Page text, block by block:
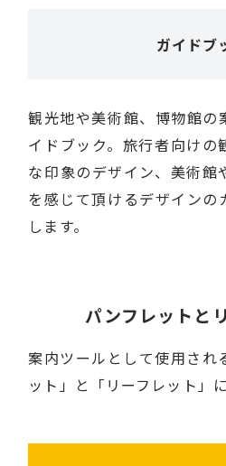
ガイドブ
観光地や美術館、博物館の
イドブック。旅行者向けの
な印象のデザイン、美術館
を感じて頂けるデザインの
します。
パンフレットと
案内ツールとして使用され
ット」と「リーフレット」